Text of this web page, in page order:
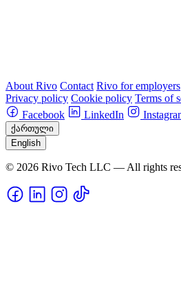
About Rivo Contact Rivo for employers
Privacy policy Cookie policy Terms of
Facebook
LinkedIn
ქართული
English
© 2026 Rivo Tech LLC — All rights